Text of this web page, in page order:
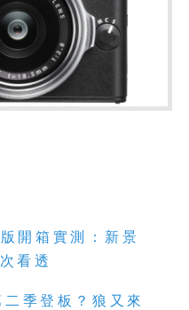
開箱實測：新景
看透
季登板？狼又來